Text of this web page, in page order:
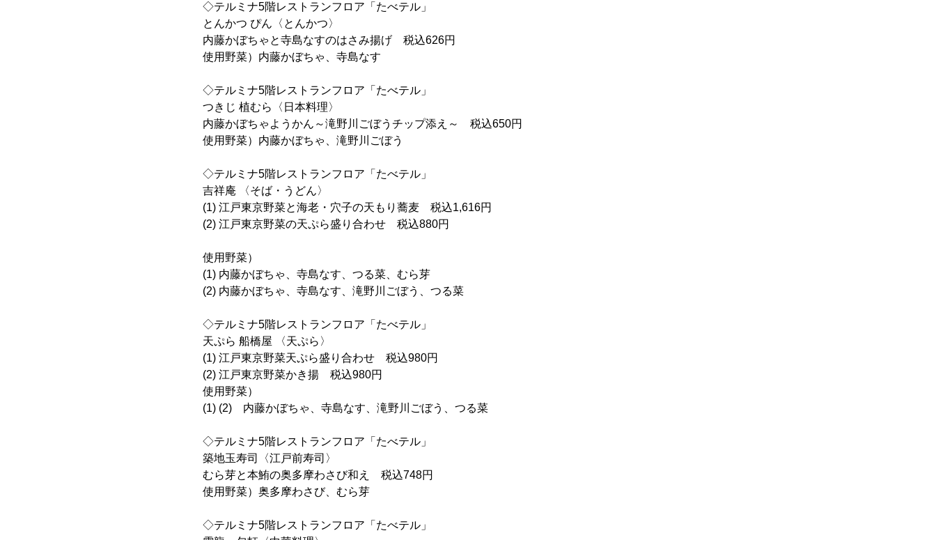
◇テルミナ5階レストランフロア「たべテル」
とんかつ ぴん〈とんかつ〉
内藤かぼちゃと寺島なすのはさみ揚げ 税込626円
使用野菜）内藤かぼちゃ、寺島なす
◇テルミナ5階レストランフロア「たべテル」
つきじ 植むら〈日本料理〉
内藤かぼちゃようかん～滝野川ごぼうチップ添え～ 税込650円
使用野菜）内藤かぼちゃ、滝野川ごぼう
◇テルミナ5階レストランフロア「たべテル」
吉祥庵 〈そば・うどん〉
(1) 江戸東京野菜と海老・穴子の天もり蕎麦 税込1,616円
(2) 江戸東京野菜の天ぷら盛り合わせ 税込880円
使用野菜）
(1) 内藤かぼちゃ、寺島なす、つる菜、むら芽
(2) 内藤かぼちゃ、寺島なす、滝野川ごぼう、つる菜
◇テルミナ5階レストランフロア「たべテル」
天ぷら 船橋屋 〈天ぷら〉
(1) 江戸東京野菜天ぷら盛り合わせ 税込980円
(2) 江戸東京野菜かき揚 税込980円
使用野菜）
(1) (2) 内藤かぼちゃ、寺島なす、滝野川ごぼう、つる菜
◇テルミナ5階レストランフロア「たべテル」
築地玉寿司〈江戸前寿司〉
むら芽と本鮪の奥多摩わさび和え 税込748円
使用野菜）奥多摩わさび、むら芽
◇テルミナ5階レストランフロア「たべテル」